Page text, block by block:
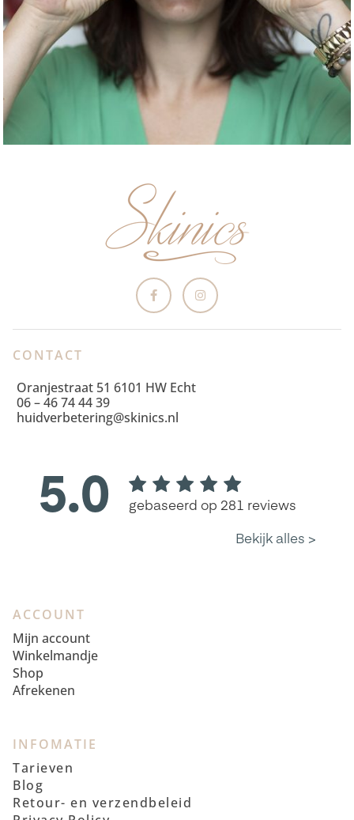
CONTACT
Oranjestraat 51 6101 HW Echt
06 – 46 74 44 39
huidverbetering@skinics.nl
ACCOUNT
Mijn account
Winkelmandje
Shop
Afrekenen
INFOMATIE
Tarieven
Blog
Retour- en verzendbeleid